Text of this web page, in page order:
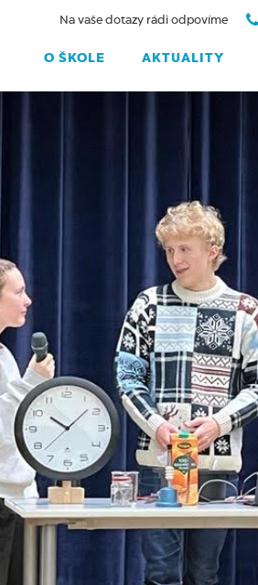
O ŠKOLE AKTUALITY
Na vaše dotazy rádi odpovíme